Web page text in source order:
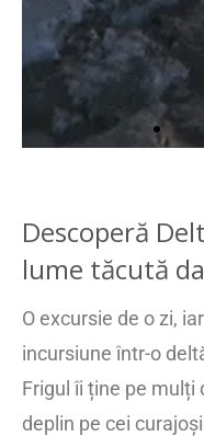
Descoperă
lume tăcută
O excursie de o zi,
incursiune într-o
Frigul îi ține pe mulți
deplin pe cei